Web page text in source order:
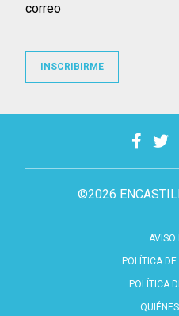
©2026
AVISO
POLÍTICA
POLÍTICA
correo
INSCRIBIRME